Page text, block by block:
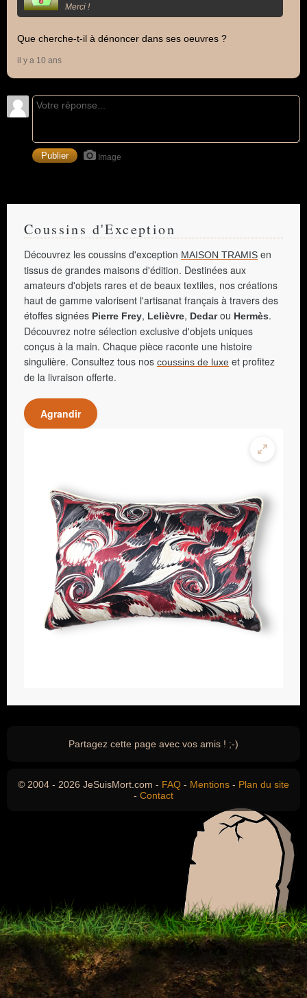
Merci !
Que cherche-t-il à dénoncer dans ses oeuvres ?
il y a 10 ans
Image
Coussins d'Exception
Découvrez les coussins d'exception MAISON TRAMIS en
tissus de grandes maisons d'édition. Destinées aux
amateurs d'objets rares et de beaux textiles, nos créations
haut de gamme valorisent l'artisanat français à travers des
étoffes signées Pierre Frey, Lelièvre, Dedarou Hermès.
Découvrez notre sélection exclusive d'objets uniques
conçus à la main. Chaque pièce raconte une histoire
singulière. Consultez tous nos coussins de luxe et profitez
de la livraison offerte.
Agrandir
Partagez cette page avec vos amis ! ;-)
© 2004 - 2026 JeSuisMort.com - FAQ - Mentions - Plan du site
- Contact